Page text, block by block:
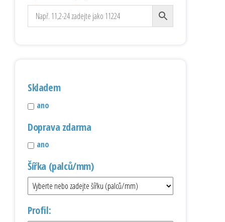
Skladem
ano
Doprava zdarma
ano
Šířka (palců/mm)
Profil: